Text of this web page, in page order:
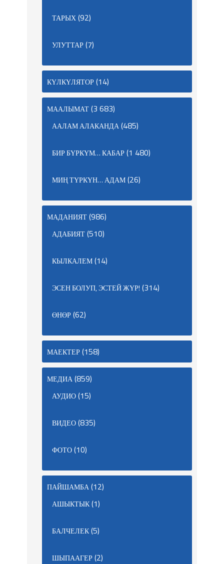
ТАРЫХ(92)
УЛУТТАР(7)
КҮЛКҮЛЯТОР(14)
МААЛЫМАТ(3 683)
ААЛАМ АЛАКАНДА(485)
БИР БҮРКҮМ… КАБАР(1 480)
МИҢ ТҮРКҮН… АДАМ(26)
МАДАНИЯТ(986)
АДАБИЯТ(510)
КЫЛКАЛЕМ(14)
ЭСЕН БОЛУП, ЭСТЕЙ ЖҮР! (314)
ӨНӨР(62)
МАЕКТЕР(158)
МЕДИА(859)
АУДИО(15)
ВИДЕО(835)
ФОТО(10)
ПАЙШАМБА(12)
АШЫКТЫК(1)
БАЛЧЕЛЕК(5)
ШЫПААГЕР(2)